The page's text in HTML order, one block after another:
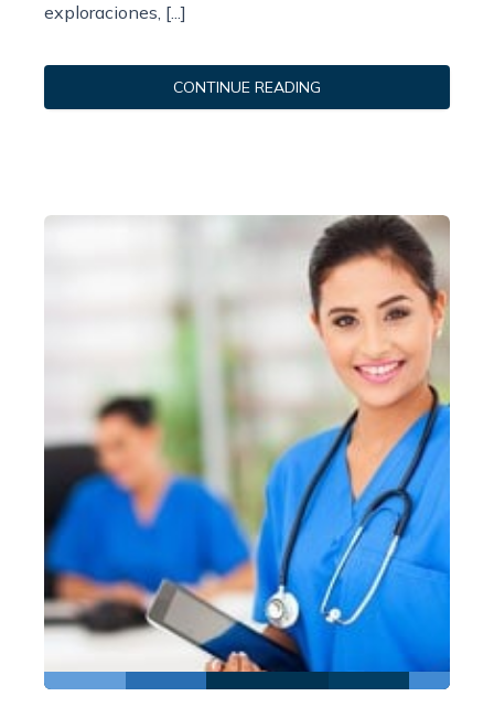
exploraciones, [...]
CONTINUE READING